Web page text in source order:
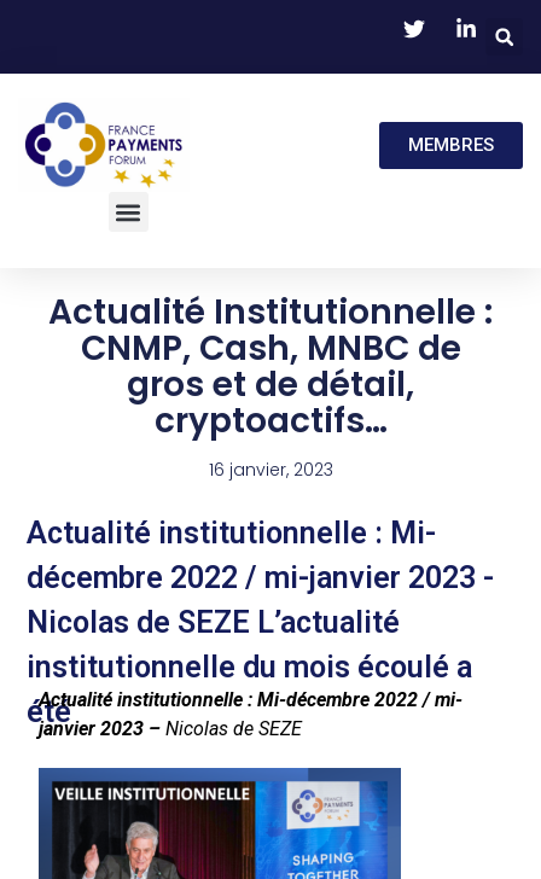
MEMBRES
Actualité Institutionnelle :
CNMP, Cash, MNBC de
gros et de détail,
cryptoactifs…
16 janvier, 2023
Actualité institutionnelle : Mi-
décembre 2022 / mi-janvier 2023 -
Nicolas de SEZE L’actualité
institutionnelle du mois écoulé a
été
Actualité institutionnelle :Mi-décembre 2022 / mi-
janvier 2023 –Nicolas de SEZE